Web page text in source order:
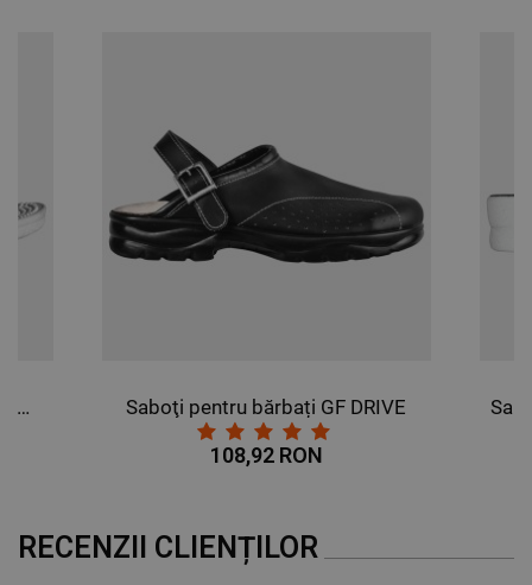
Papuci pentru femei NEW RELAX ALB Saboţi pentru bărbați GF DRIVE
108,92 RON
RECENZII CLIENȚILOR
DE FUNCŢIONALITATE
NECLASIFICATE